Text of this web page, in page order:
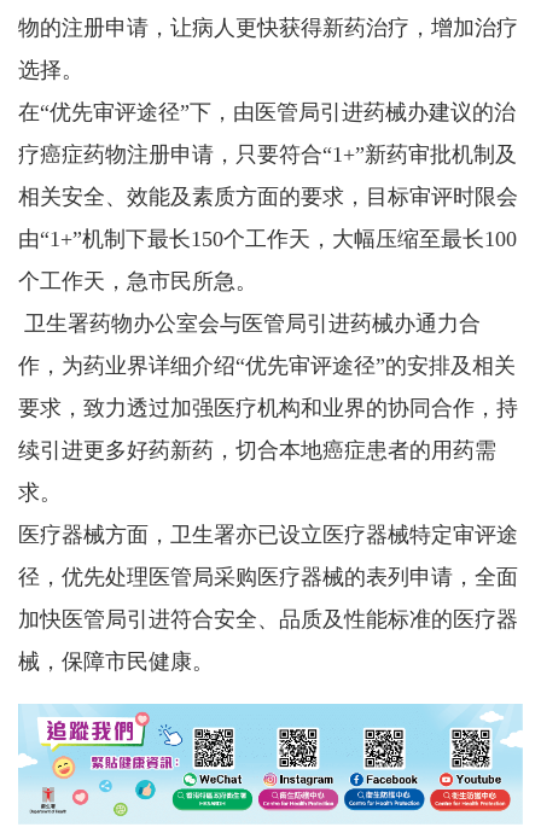
物的注册申请，让病人更快获得新药治疗，增加治疗
选择。
在“优先审评途径”下，由医管局引进药械办建议的治
疗癌症药物注册申请，只要符合“1+”新药审批机制及
相关安全、效能及素质方面的要求，目标审评时限会
由“1+”机制下最长150个工作天，大幅压缩至最长100
个工作天，急市民所急。
卫生署药物办公室会与医管局引进药械办通力合
作，为药业界详细介绍“优先审评途径”的安排及相关
要求，致力透过加强医疗机构和业界的协同合作，持
续引进更多好药新药，切合本地癌症患者的用药需
求。
医疗器械方面，卫生署亦已设立医疗器械特定审评途
径，优先处理医管局采购医疗器械的表列申请，全面
加快医管局引进符合安全、品质及性能标准的医疗器
械，保障市民健康。
随著热带气旋白海豚移向浙江